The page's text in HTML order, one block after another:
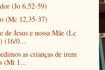
(Jo 6,52-59)
(Mc 12,35-37)
de Jesus e nossa Mãe (Lc
(16/0...
as crianças de irem
(Mt 1...